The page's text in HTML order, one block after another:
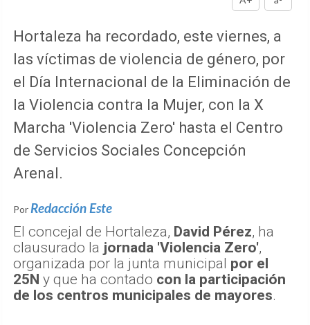
Hortaleza ha recordado, este viernes, a
las víctimas de violencia de género, por
el Día Internacional de la Eliminación de
la Violencia contra la Mujer, con la X
Marcha 'Violencia Zero' hasta el Centro
de Servicios Sociales Concepción
Arenal.
Por Redacción Este
El concejal de Hortaleza, David Pérez, ha
clausurado la jornada 'Violencia Zero',
organizada por la junta municipal por el
25N y que ha contado con la participación
de los centros municipales de mayores.